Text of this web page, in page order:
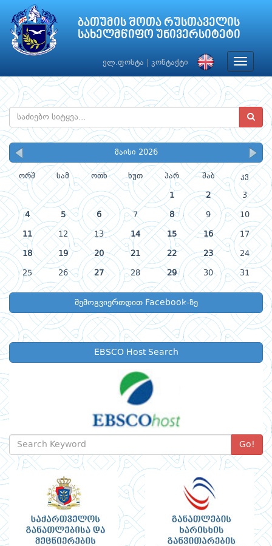
ბათუმის შოთა რუსთაველის
სახელმწიფო უნივერსიტეტი
ელ.ფოსტა კონტაქტი
Toggle
მაისი 2026
ორშ სამ ოთხ ხუთ პარ შაბ კვ
1 2 3
4 5 6 7 8 9 10
11 12 13 14 15 16 17
18 19 20 21 22 23 24
25 26 27 28 29 30 31
შემოგვიერთდით Facebook-ზე
EBSCO Host Search
Go!